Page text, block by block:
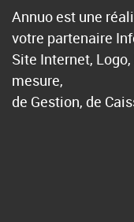
Annuo est une
votre partenaire
Site Internet,
mesure,
de Gestion, de